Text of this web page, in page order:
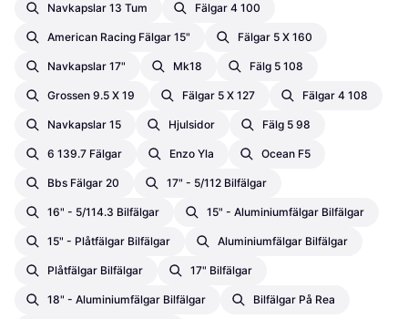
Navkapslar 13 Tum Fälgar 4 100
American Racing Fälgar 15" Fälgar 5 X 160
Navkapslar 17" Mk18 Fälg 5 108
Grossen 9.5 X 19 Fälgar 5 X 127 Fälgar 4 108
Navkapslar 15 Hjulsidor Fälg 5 98
6 139.7 Fälgar Enzo Yla Ocean F5
Bbs Fälgar 20 17" - 5/112 Bilfälgar
16" - 5/114.3 Bilfälgar 15" - Aluminiumfälgar Bilfälgar
15" - Plåtfälgar Bilfälgar Aluminiumfälgar Bilfälgar
Plåtfälgar Bilfälgar 17" Bilfälgar
18" - Aluminiumfälgar Bilfälgar Bilfälgar På Rea